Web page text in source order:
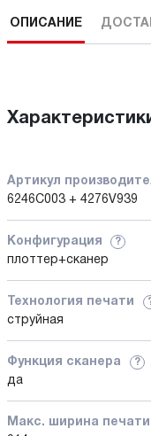
ОПИСАНИЕ
Артикул
6246C003 + 4276V939
Конфигурация ?
плоттер+сканер
Технология печати
струйная
Функция сканера ?
да
Макс. ширина печати